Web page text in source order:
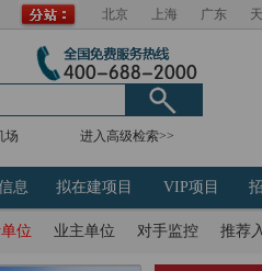
广东
上海
北京
场 进入高级检索>>
息 拟在建项目 VIP项目
位 业主单位 对手监控 推荐